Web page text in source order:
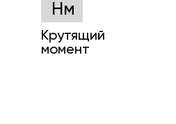
Нм
Крутящий
момент